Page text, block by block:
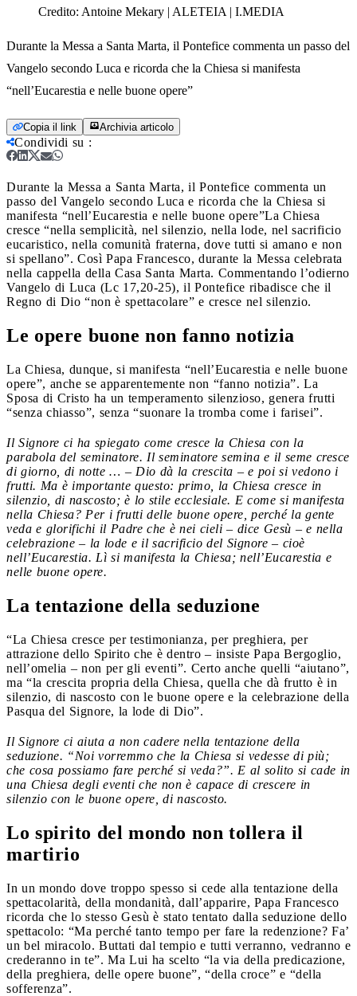
Credito: Antoine Mekary | ALETEIA | I.MEDIA
Durante la Messa a Santa Marta, il Pontefice commenta un passo del
Vangelo secondo Luca e ricorda che la Chiesa si manifesta
“nell’Eucarestia e nelle buone opere”
Copia il link Archivia articolo
Condividi su :
Durante la Messa a Santa Marta, il Pontefice commenta un
passo del Vangelo secondo Luca e ricorda che la Chiesa si
manifesta “nell’Eucarestia e nelle buone opere”La Chiesa
cresce “nella semplicità, nel silenzio, nella lode, nel sacrificio
eucaristico, nella comunità fraterna, dove tutti si amano e non
si spellano”. Così Papa Francesco, durante la Messa celebrata
nella cappella della Casa Santa Marta. Commentando l’odierno
Vangelo di Luca (Lc 17,20-25), il Pontefice ribadisce che il
Regno di Dio “non è spettacolare” e cresce nel silenzio.
Le opere buone non fanno notizia
La Chiesa, dunque, si manifesta “nell’Eucarestia e nelle buone
opere”, anche se apparentemente non “fanno notizia”. La
Sposa di Cristo ha un temperamento silenzioso, genera frutti
“senza chiasso”, senza “suonare la tromba come i farisei”.
Il Signore ci ha spiegato come cresce la Chiesa con la
parabola del seminatore. Il seminatore semina e il seme cresce
di giorno, di notte … – Dio dà la crescita – e poi si vedono i
frutti. Ma è importante questo: primo, la Chiesa cresce in
silenzio, di nascosto; è lo stile ecclesiale. E come si manifesta
nella Chiesa? Per i frutti delle buone opere, perché la gente
veda e glorifichi il Padre che è nei cieli – dice Gesù – e nella
celebrazione – la lode e il sacrificio del Signore – cioè
nell’Eucarestia. Lì si manifesta la Chiesa; nell’Eucarestia e
nelle buone opere.
La tentazione della seduzione
“La Chiesa cresce per testimonianza, per preghiera, per
attrazione dello Spirito che è dentro – insiste Papa Bergoglio,
nell’omelia – non per gli eventi”. Certo anche quelli “aiutano”,
ma “la crescita propria della Chiesa, quella che dà frutto è in
silenzio, di nascosto con le buone opere e la celebrazione della
Pasqua del Signore, la lode di Dio”.
Il Signore ci aiuta a non cadere nella tentazione della
seduzione. “Noi vorremmo che la Chiesa si vedesse di più;
che cosa possiamo fare perché si veda?”. E al solito si cade in
una Chiesa degli eventi che non è capace di crescere in
silenzio con le buone opere, di nascosto.
Lo spirito del mondo non tollera il
martirio
In un mondo dove troppo spesso si cede alla tentazione della
spettacolarità, della mondanità, dall’apparire, Papa Francesco
ricorda che lo stesso Gesù è stato tentato dalla seduzione dello
spettacolo: “Ma perché tanto tempo per fare la redenzione? Fa’
un bel miracolo. Buttati dal tempio e tutti verranno, vedranno e
crederanno in te”. Ma Lui ha scelto “la via della predicazione,
della preghiera, delle opere buone”, “della croce” e “della
sofferenza”.